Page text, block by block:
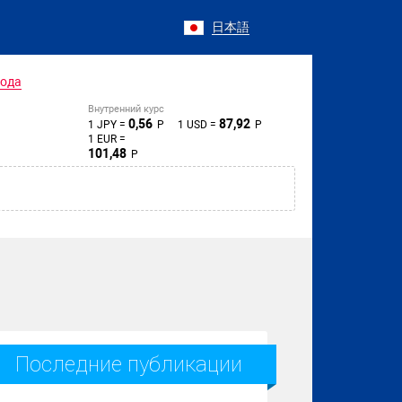
日本語
Внутренний курс
1 JPY = 0,56 Р 1 USD = 87,92 Р
1 EUR =
101,48 Р
Последние публикации